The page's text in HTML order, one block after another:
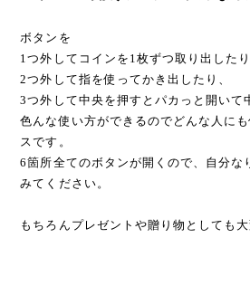
ボタンを
1つ外してコインを1枚ずつ取り出したり
2つ外して指を使ってかき出したり、
3つ外して中央を押すとパカっと開いて
色んな使い方ができるのでどんな人に
スです。
6箇所全てのボタンが開くので、自分な
みてください。
もちろんプレゼントや贈り物としても大